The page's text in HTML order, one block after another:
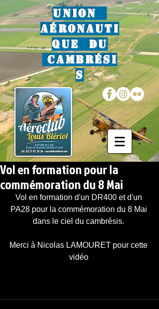
Union
Aéronauti
que du
Cambrési
s
Vol en formation pour la
commémoration du 8 Mai
Vol en formation d'un DR400 et d'un
PA28 pour la commémoration du 8 Mai
dans le ciel du cambrésis.
Merci à Nicolas LAMOURET pour cette
vidéo